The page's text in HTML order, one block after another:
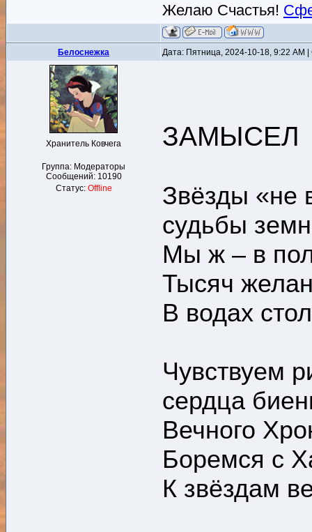
Желаю Счастья!
Белоснежка Дата: Пятница, 2024-10-18, 9:22 AM
Хранитель Ковчега
Группа: Модераторы
Сообщений: 10190
Статус: Offline
ЗАМЫСЕЛ
Звёзды «не
судьбы
Мы ж – в
Тысяч
В водах
Чувствуем
сердца
Вечного
Боремся с
К звёздам